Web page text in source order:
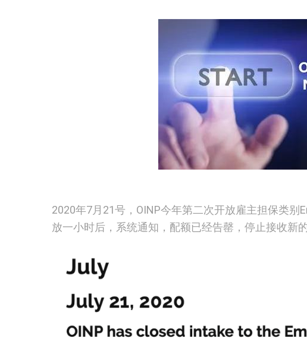
2020年7月21号，OINP今年第二次开放雇主担保类
放一小时后，系统通知，配额已经告罄，停止接收新的